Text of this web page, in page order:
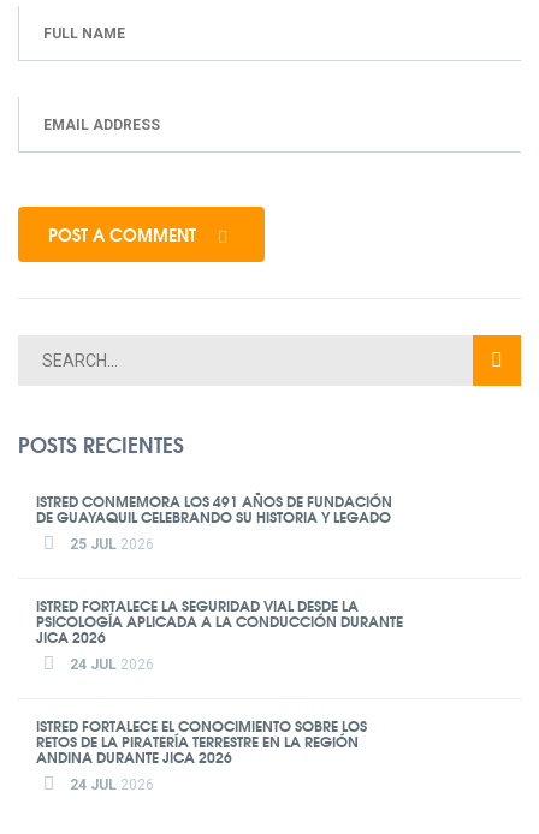
POST A COMMENT
POSTS RECIENTES
ISTRED CONMEMORA LOS 491 AÑOS DE FUNDACIÓN
DE GUAYAQUIL CELEBRANDO SU HISTORIA Y LEGADO
25 JUL 2026
ISTRED FORTALECE LA SEGURIDAD VIAL DESDE LA
PSICOLOGÍA APLICADA A LA CONDUCCIÓN DURANTE
JICA 2026
24 JUL 2026
ISTRED FORTALECE EL CONOCIMIENTO SOBRE LOS
RETOS DE LA PIRATERÍA TERRESTRE EN LA REGIÓN
ANDINA DURANTE JICA 2026
24 JUL 2026